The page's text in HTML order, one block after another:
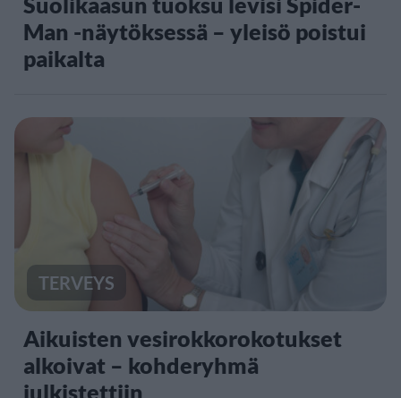
Man -näytöksessä – yleisö poistui
paikalta
TERVEYS
Aikuisten vesirokkorokotukset
alkoivat – kohderyhmä
julkistettiin